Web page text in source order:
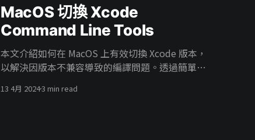
MacOS 切換 Xcode
Command Line Tools
本文介紹如何在 MacOS 上有效切換 Xcode 版本，
以解決因版本不兼容導致的編譯問題。透過簡單的
Xcode 版本，特別是在使用 Homebrew 和 Ruby
13 4月 20243 min read